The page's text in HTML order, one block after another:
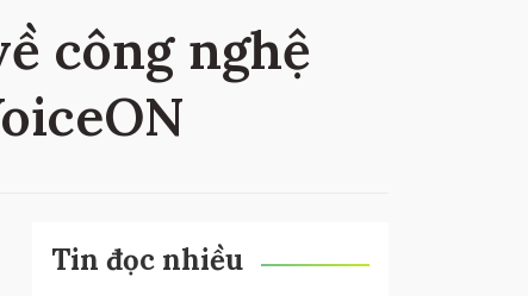
công nghệ
Tin đọc nhiều